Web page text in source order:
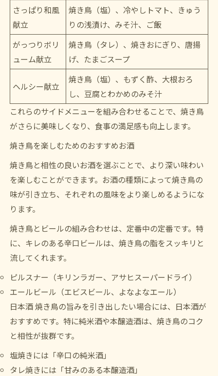
さっぱり和風
献立
焼き鳥（塩）、冷やしトマト、きゅう
りの浅漬け、みそ汁、ご飯
がっつりボリ
ューム献立
焼き鳥（タレ）、焼きおにぎり、唐揚
げ、たまごスープ
ヘルシー献立
焼き鳥（塩）、もずく酢、大根おろ
し、豆腐とわかめのみそ汁
これらのサイドメニューを組み合わせることで、焼き鳥
がさらに美味しくなり、食事の満足感も向上します。
焼き鳥を楽しむためのおすすめお酒
焼き鳥と相性の良いお酒を選ぶことで、より深い味わい
を楽しむことができます。お酒の種類によって焼き鳥の
味が引き立ち、それぞれの風味をより楽しめるようにな
ります。
焼き鳥とビールの組み合わせは、定番中の定番です。特
に、キレのある辛口ビールは、焼き鳥の脂をスッキリと
流してくれます。
ピルスナー（キリンラガー、アサヒスーパードライ）
エールビール（エビスビール、よなよなエール）
日本酒 焼き鳥の旨みを引き出したい場合には、日本酒が
おすすめです。特に純米酒や本醸造酒は、焼き鳥のコク
と相性が抜群です。
塩焼きには「辛口の純米酒」
タレ焼きには「甘みのある本醸造酒」